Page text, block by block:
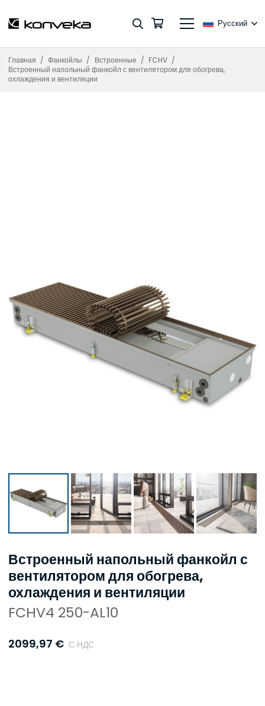
Русский
Главная / Фанкойлы / Встроенные / FCHV /
Встроенный напольный фанкойл с вентилятором для обогрева,
охлаждения и вентиляции
Встроенный напольный фанкойл с
вентилятором для обогрева,
охлаждения и вентиляции
FCHV4 250-AL10
2099,97 € С НДС